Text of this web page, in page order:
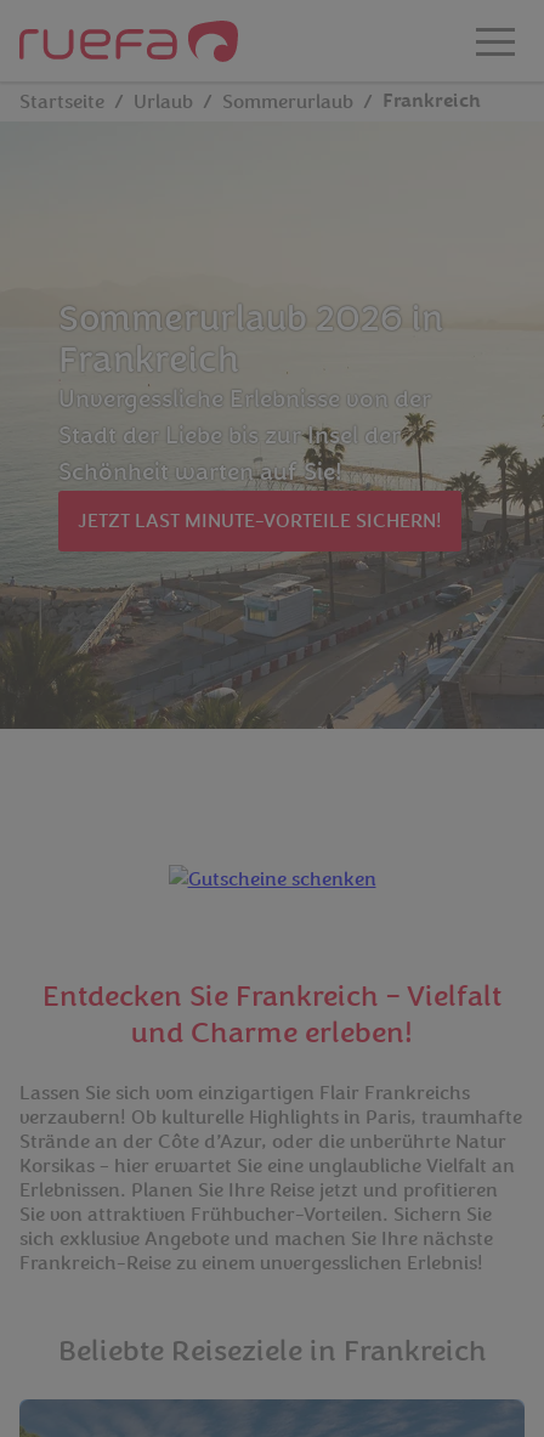
Zum Hauptinhalt springen
Startseite Urlaub Sommerurlaub Frankreich
Sommerurlaub 2026 in
Frankreich
Unvergessliche Erlebnisse von der
Stadt der Liebe bis zur Insel der
Schönheit warten auf Sie!
JETZT LAST MINUTE-VORTEILE SICHERN!
Entdecken Sie Frankreich – Vielfalt
und Charme erleben!
Lassen Sie sich vom einzigartigen Flair Frankreichs
verzaubern! Ob kulturelle Highlights in Paris, traumhafte
Strände an der Côte d’Azur, oder die unberührte Natur
Korsikas – hier erwartet Sie eine unglaubliche Vielfalt an
Erlebnissen. Planen Sie Ihre Reise jetzt und profitieren
Sie von attraktiven Frühbucher-Vorteilen. Sichern Sie
sich exklusive Angebote und machen Sie Ihre nächste
Frankreich-Reise zu einem unvergesslichen Erlebnis!
Beliebte Reiseziele in Frankreich